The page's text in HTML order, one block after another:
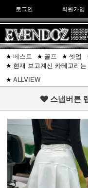
로그인 회원가입
베스트 골프 셋업
현재 보고계신 카테고리
ALLVIEW
스냅버튼